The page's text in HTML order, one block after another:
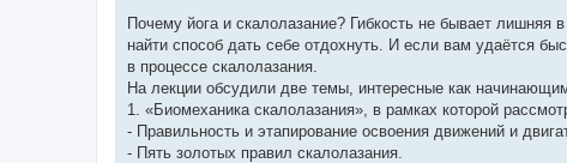
в
д
о
м
л
е
н
я
Почему йога и скалолазание? Гибкость не бывает
найти способ дать себе отдохнуть. И если вам удаётся
в процессе скалолазания.
На лекции обсудили две темы, интересные как
1. «Биомеханика скалолазания», в рамках которой
- Правильность и этапирование освоения движений и
- Пять золотых правил скалолазания.